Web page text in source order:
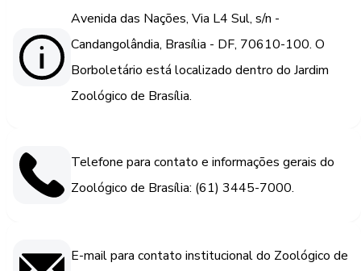
Avenida das Nações, Via L4 Sul, s/n -
Candangolândia, Brasília - DF, 70610-100. O
Borboletário está localizado dentro do Jardim
Zoológico de Brasília.
Telefone para contato e informações gerais do
Zoológico de Brasília: (61) 3445-7000.
E-mail para contato institucional do Zoológico de